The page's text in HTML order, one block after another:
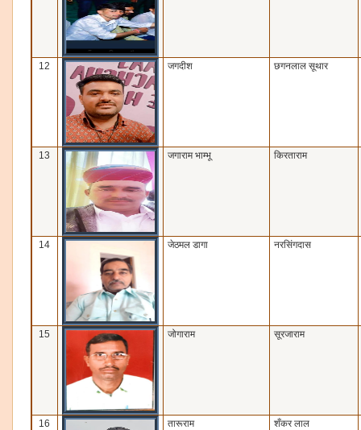
12 जगदीश छगनलाल सूथार
13 जगाराम भाम्‍भू किरताराम
14 जेठमल डागा नरसिंगदास
15 जोगाराम सूरजाराम
16 तारूराम शँकर लाल